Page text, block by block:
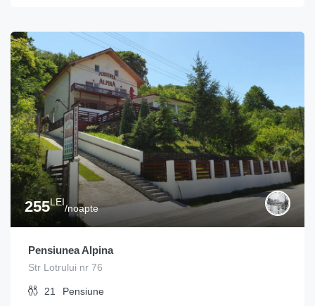
255LEI
/noapte
Pensiunea Alpina
Str Lotrului nr 76
21 Pensiune